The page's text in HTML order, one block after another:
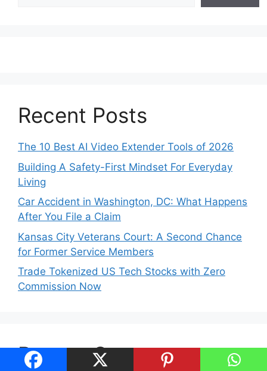
Recent Posts
The 10 Best AI Video Extender Tools of 2026
Building A Safety-First Mindset For Everyday
Living
Car Accident in Washington, DC: What Happens
After You File a Claim
Kansas City Veterans Court: A Second Chance
for Former Service Members
Trade Tokenized US Tech Stocks with Zero
Commission Now
Recent Comments